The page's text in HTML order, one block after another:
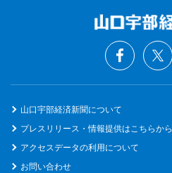
山口宇部経済新聞について
プレスリリース・情報提供はこちらから
アクセスデータの利用について
お問い合わせ